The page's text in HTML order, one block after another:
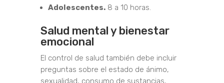
Adolescentes.8 a 10 horas.
Salud mental y bienestar
emocional
El control de salud también debe incluir
preguntas sobre el estado de ánimo,
sexualidad, consumo de sustancias,